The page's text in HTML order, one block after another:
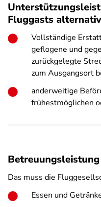
Fluggasts
Vollständige
geflogene und
zurückgelegte
zum Ausgangsort
anderweitige
frühestmöglichen
Betreuungsleistung
Das muss die
Essen und